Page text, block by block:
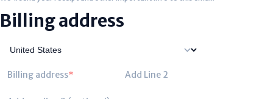
Billing address
Billing address Add Line 2